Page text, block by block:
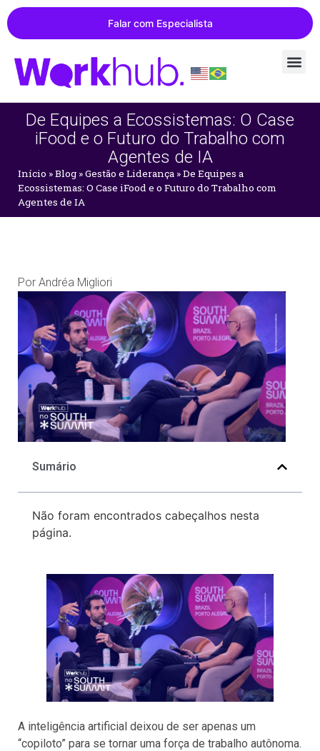
Falar com Especialista
De Equipes a Ecossistemas: O Case
iFood e o Futuro do Trabalho com
Agentes de IA
Início »Blog »Gestão e Liderança »De Equipes a
Ecossistemas: O Case iFood e o Futuro do Trabalho com
Agentes de IA
Por Andréa Migliori
Sumário
Não foram encontrados cabeçalhos nesta
página.
A inteligência artificial deixou de ser apenas um
“copiloto” para se tornar uma força de trabalho autônoma.